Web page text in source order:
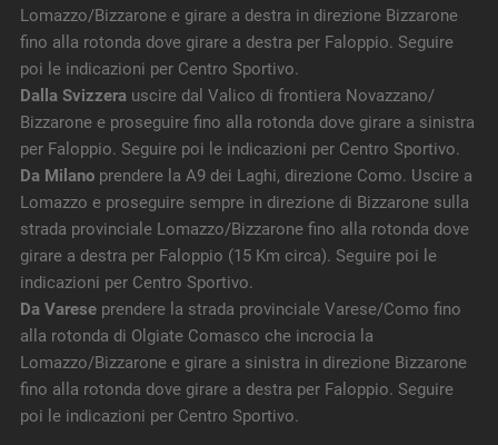
Lomazzo/Bizzarone e girare a destra in direzione Bizzarone
fino alla rotonda dove girare a destra per Faloppio. Seguire
poi le indicazioni per Centro Sportivo.
Dalla Svizzerauscire dal Valico di frontiera Novazzano/
Bizzarone e proseguire fino alla rotonda dove girare a sinistra
per Faloppio. Seguire poi le indicazioni per Centro Sportivo.
Da Milanoprendere la A9 dei Laghi, direzione Como. Uscire a
Lomazzo e proseguire sempre in direzione di Bizzarone sulla
strada provinciale Lomazzo/Bizzarone fino alla rotonda dove
girare a destra per Faloppio (15 Km circa). Seguire poi le
indicazioni per Centro Sportivo.
Da Vareseprendere la strada provinciale Varese/Como fino
alla rotonda di Olgiate Comasco che incrocia la
Lomazzo/Bizzarone e girare a sinistra in direzione Bizzarone
fino alla rotonda dove girare a destra per Faloppio. Seguire
poi le indicazioni per Centro Sportivo.